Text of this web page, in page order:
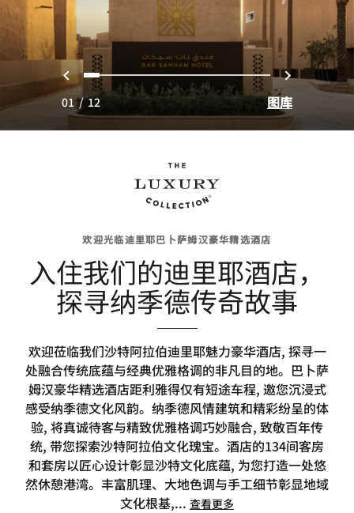
上一页
01234567891011下一页
01/12 图库
欢迎光临迪里耶巴卜萨姆汉豪华精选酒店
入住我们的迪里耶酒店，
探寻纳季德传奇故事
欢迎莅临我们沙特阿拉伯迪里耶魅力豪华酒店, 探寻一
处融合传统底蕴与经典优雅格调的非凡目的地。巴卜萨
姆汉豪华精选酒店距利雅得仅有短途车程, 邀您沉浸式
感受纳季德文化风韵。纳季德风情建筑和精彩纷呈的体
验, 将真诚待客与精致优雅格调巧妙融合, 致敬百年传
统, 带您探索沙特阿拉伯文化瑰宝。酒店的134间客房
和套房以匠心设计彰显沙特文化底蕴, 为您打造一处悠
然休憩港湾。丰富肌理、大地色调与手工细节彰显地域
文化根基,... 查看更多